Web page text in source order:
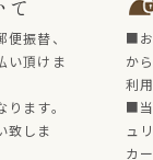
て
便振替、
い頂けま
ます。
致しま
■
か
利
■
ュ
カ